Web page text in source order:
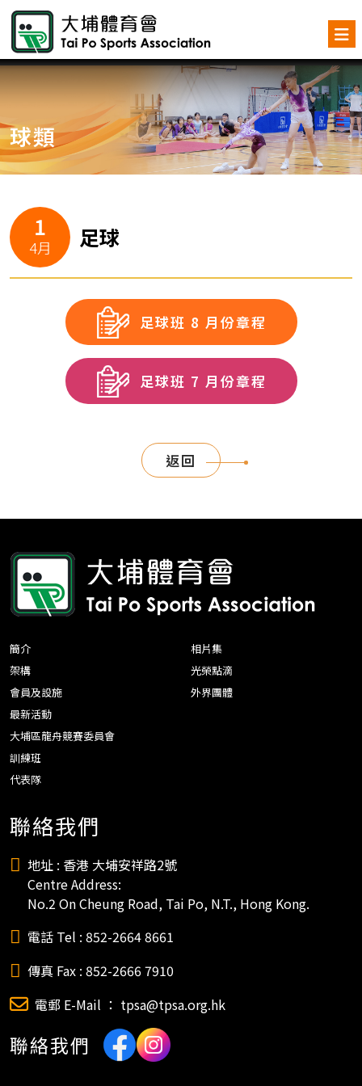
球類
1
4月 足球
足球班 8 月份章程
足球班 7 月份章程
返回
簡介
架構
會員及設施
最新活動
大埔區龍舟競賽委員會
訓練班
代表隊
相片集
光榮點滴
外界團體
聯絡我們
地址 : 香港 大埔安祥路2號
Centre Address:
No.2 On Cheung Road, Tai Po, N.T., Hong Kong.
電話 Tel : 852-2664 8661
傳真 Fax : 852-2666 7910
電郵 E-Mail ： tpsa@tpsa.org.hk
聯絡我們